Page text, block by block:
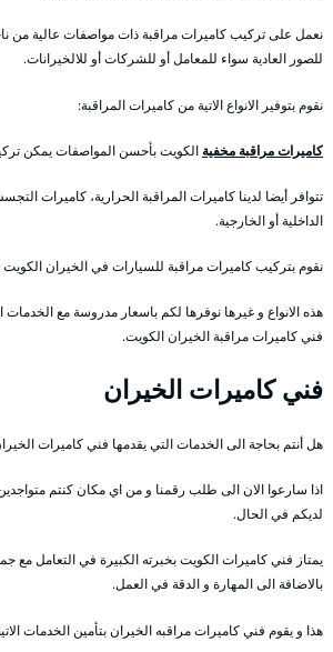
نعمل على تركيب كاميرات مراقبة ذات مواصفات عالية من
للصور العادية سواء للمعامل أو للشركات أو للالخيرانات.
نقوم بتوفير الانواع الاتية من كاميرات المراقبة:
كاميرات مراقبة مخفية الكويت بأحسن المواصفات يمكن
تتوافر أيضا لدينا كاميرات المراقبة الحرارية، كاميرات
الداخلية أو الخارجية.
نقوم بتركيب كاميرات مراقبة للسيارات في الخيران
هذه الانواع و غيرها نوفرها لكم باسعار مدروسة مع الخدمات
فني كاميرات مراقبة الخيران الكويت.
فني كاميرات الخيران
هل أنتم بحاجة الى الخدمات التي يقدمها فني كاميرات
اذا سارعوا الان الى طلب رقمنا و من اي مكان كنتم
لديكم في الحال.
يمتاز فني كاميرات الكويت بخبرته الكبيرة في التعامل مع
بالاضافة الى المهارة و الدقة في العمل.
هذا و يقوم فني كاميرات مراقبه الخيران بتأمين الخدمات